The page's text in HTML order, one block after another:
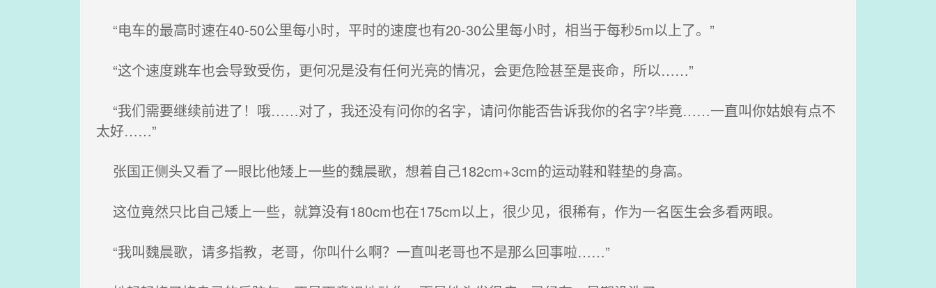
“电车的最高时速在40-50公里每小时，平时的速度也有20-30公里每小时，相当于每秒5m以上了。”
“这个速度跳车也会导致受伤，更何况是没有任何光亮的情况，会更危险甚至是丧命，所以……”
“我们需要继续前进了！哦……对了，我还没有问你的名字，请问你能否告诉我你的名字?毕竟……一直叫你姑娘有点不
太好……”
张国正侧头又看了一眼比他矮上一些的魏晨歌，想着自己182cm+3cm的运动鞋和鞋垫的身高。
这位竟然只比自己矮上一些，就算没有180cm也在175cm以上，很少见，很稀有，作为一名医生会多看两眼。
“我叫魏晨歌，请多指教，老哥，你叫什么啊？一直叫老哥也不是那么回事啦……”